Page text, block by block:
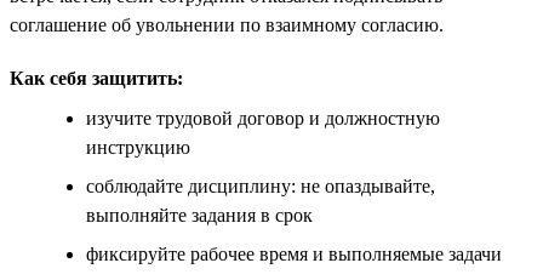
соглашение об увольнении по взаимному согласию.
Как себя защитить:
изучите трудовой договор и должностную
инструкцию
соблюдайте дисциплину: не опаздывайте,
выполняйте задания в срок
фиксируйте рабочее время и выполняемые задачи